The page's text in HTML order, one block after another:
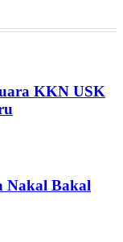
KKN USK
Nakal Bakal